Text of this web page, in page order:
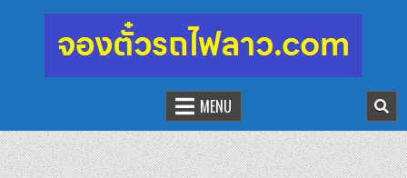
จองตั๋วรถไฟลาว-จีน
นั่งรถไฟเที่ยวประเทศลาว
MENU